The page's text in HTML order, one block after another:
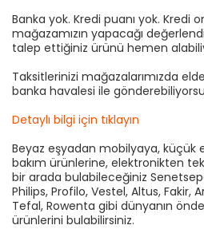
Banka yok. Kredi puanı yok. Kredi
mağazamızın yapacağı
talep ettiğiniz ürünü hemen
Taksitlerinizi mağazalarımızda
banka havalesi ile
Detaylı bilgi için tıklayın
Beyaz eşyadan mobilyaya, küçük
bakım ürünlerine, elektronikten
bir arada bulabileceğiniz
Philips, Profilo, Vestel, Altus, Fakir,
Tefal, Rowenta gibi dünyanın
ürünlerini bulabilirsiniz.